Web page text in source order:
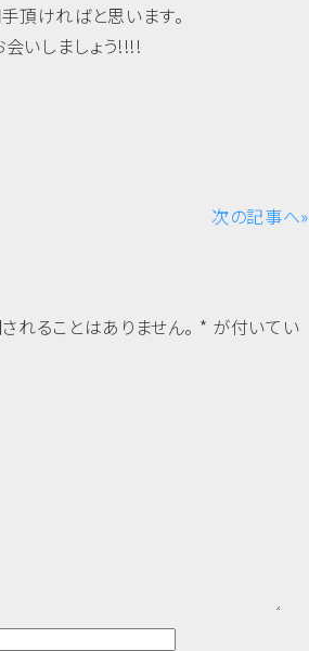
頂ければと思います。
いしましょう!!!!
次の記事へ»
れることはありません。 * が付いてい